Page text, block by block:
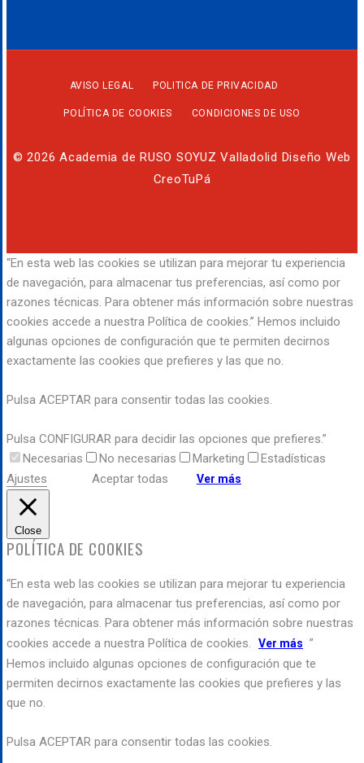
AVISO LEGAL POLITICA DE PRIVACIDAD
POLÍTICA DE COOKIES CONDICIONES DE USO
© 2026 Academia de RUSO SOYUZ Valladolid Diseño Web
CreoTuPá
“En esta web las cookies se utilizan para mejorar tu experiencia
de navegación, para almacenar tus preferencias, así como por
razones técnicas. Para obtener más información sobre nuestras
cookies accede a nuestra Política de cookies.” Hemos incluido
algunas opciones de configuración que te permiten decirnos
exactamente las cookies que prefieres y las que no.
Pulsa ACEPTAR para consentir todas las cookies.
Pulsa CONFIGURAR para decidir las opciones que prefieres.”
Necesarias
No necesarias Marketing
Estadísticas
Ajustes
Aceptar todas Ver más
Close
POLÍTICA DE COOKIES
“En esta web las cookies se utilizan para mejorar tu experiencia
de navegación, para almacenar tus preferencias, así como por
razones técnicas. Para obtener más información sobre nuestras
cookies accede a nuestra Política de cookies.
Ver más ”
Hemos incluido algunas opciones de configuración que te
permiten decirnos exactamente las cookies que prefieres y las
que no.
Pulsa ACEPTAR para consentir todas las cookies.